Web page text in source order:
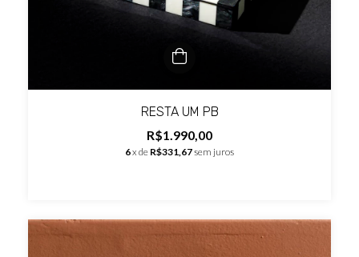
RESTA UM PB
R$1.990,00
6x de R$331,67sem juros